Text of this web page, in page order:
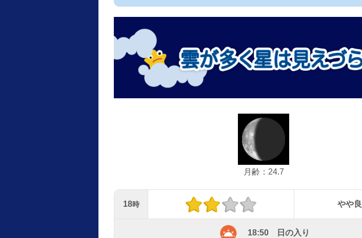
月齢：24.7
18時 やや
18:50 日の入り